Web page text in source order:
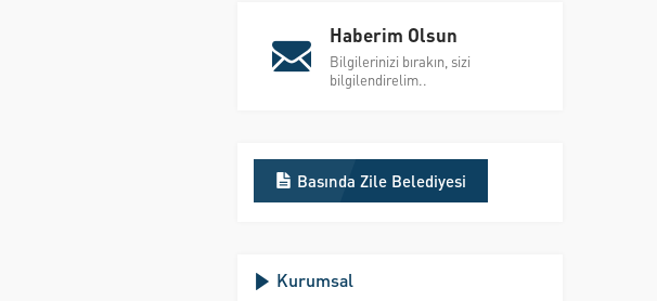
Haberim Olsun
Bilgilerinizi bırakın, sizi
bilgilendirelim..
Basında Zile Belediyesi
Kurumsal